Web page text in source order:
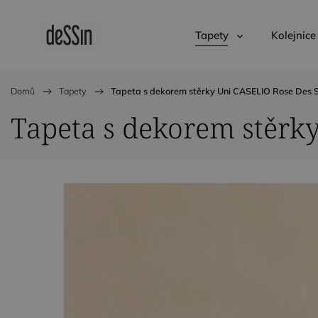
Tapety
Domů / Tapety / Tapeta s dekorem stěrky Uni CASELIO Rose Des
Tapeta s dekorem